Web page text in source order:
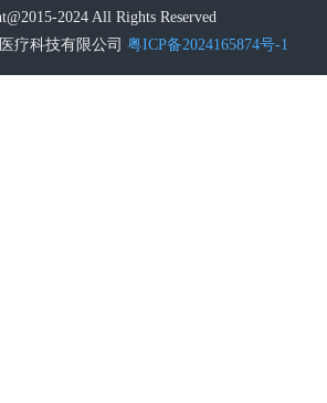
2024 All Rights Reserved
疗科技有限公司 粤ICP备2024165874号-1